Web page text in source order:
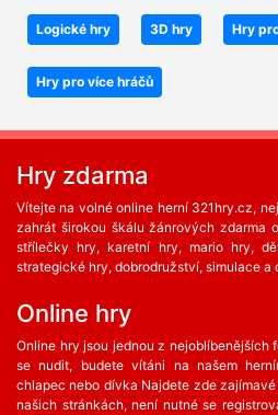
Logické hry 3D hry Hry
Hry pro více hráčů
Hry zdarma
Vítejte na volné online herní 321hry.cz,
zahrát širokou škálu žánrových zdarma
střílečky hry, karetní hry, mario hry,
strategické hry, dobrodružství, simulace a
Online hry
Online hry jsou jednou z
se nudit, budete vítáni na našem
chlapec nebo dívka Najdete zde
našich stránkách, není nutné se